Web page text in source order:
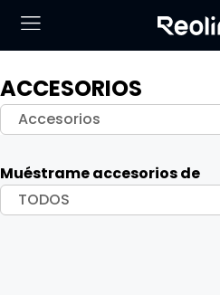
ACCESORIOS
Accesorios
Muéstrame accesorios de
TODOS